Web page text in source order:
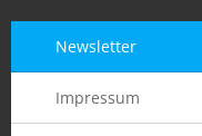
Newsletter
Impressum